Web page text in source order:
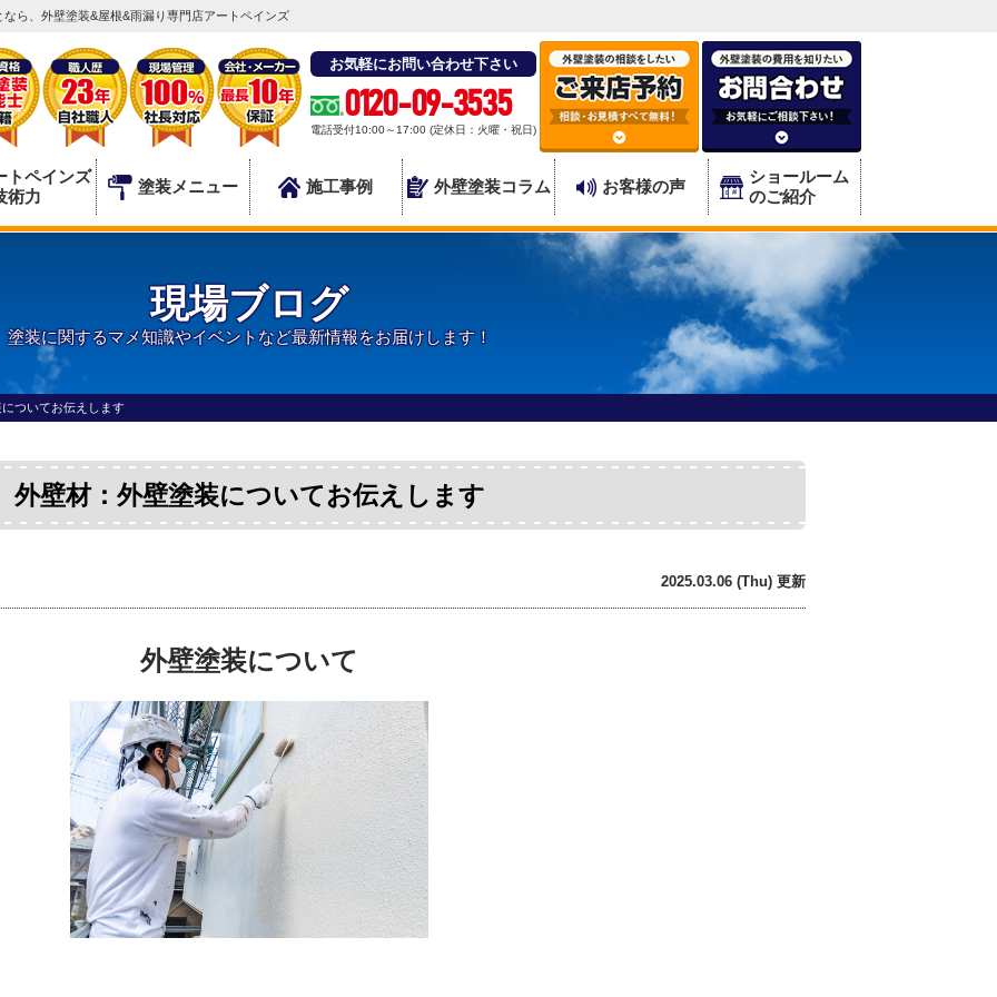
ら、外壁塗装&屋根&雨漏り専門店アートペインズ
お気軽にお問い合わせ下さい
0120-09-3535
電話受付10:00～17:00 (定休日：火曜・祝日)
トペインズ
術力
塗装メニュー 施工事例 外壁塗装コラム お客様の声
ショールーム
のご紹介
現場ブログ
塗装に関するマメ知識やイベントなど最新情報をお届けします！
ついてお伝えします
外壁材：外壁塗装についてお伝えします
2025.03.06 (Thu) 更新
外壁塗装について